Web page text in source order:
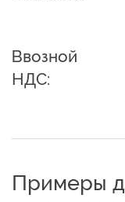
Ввозной
НДС:
Примеры